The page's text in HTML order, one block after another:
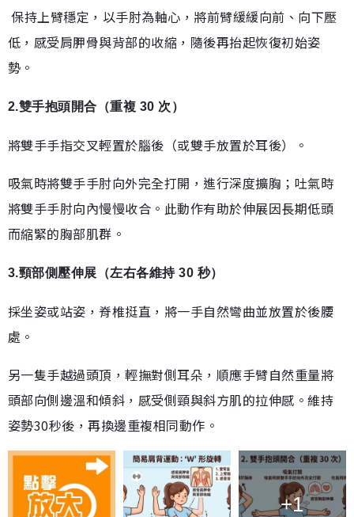
保持上臂穩定，以手肘為軸心，將前臂緩緩向前、向下壓
低，感受肩胛骨與背部的收縮，隨後再抬起恢復初始姿
勢。
2.雙手抱頭開合（重複 30 次）
將雙手手指交叉輕置於腦後（或雙手放置於耳後）。
吸氣時將雙手手肘向外完全打開，進行深度擴胸；吐氣時
將雙手手肘向內慢慢收合。此動作有助於伸展因長期低頭
而縮緊的胸部肌群。
3.頸部側壓伸展（左右各維持 30 秒）
採坐姿或站姿，脊椎挺直，將一手自然彎曲並放置於後腰
處。
另一隻手越過頭頂，輕撫對側耳朵，順應手臂自然重量將
頭部向側邊溫和傾斜，感受側頸與斜方肌的拉伸感。維持
姿勢30秒後，再換邊重複相同動作。
+1